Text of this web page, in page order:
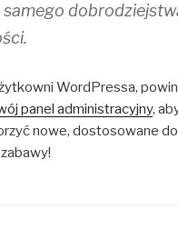
WordPressa,
panel administracyjny,
nowe, dostosowane